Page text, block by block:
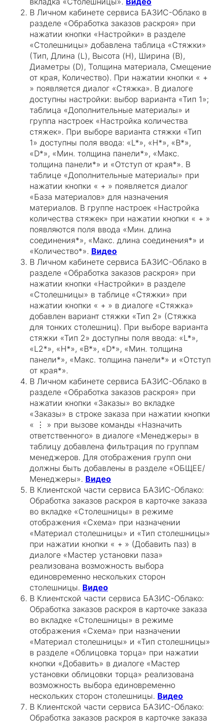
В Личном кабинете сервиса БАЗИС-Облако в
разделе «Обработка заказов раскроя» при
нажатии кнопки «Настройки» в разделе
«Столешницы» добавлена таблица «Стяжки»
(Тип, Длина (L), Высота (H), Ширина (B),
Диаметры (D), Толщина материала, Смещение
от края, Количество). При нажатии кнопки « +
» появляется диалог «Стяжка». В диалоге
доступны настройки: выбор варианта «Тип 1»;
таблица «Дополнительные материалы» и
группа настроек «Настройка количества
стяжек». При выборе варианта стяжки «Тип
1» доступны поля ввода: «L*», «H*», «B*»,
«D*», «Мин. толщина панели*», «Макс.
толщина панели*» и «Отступ от края*». В
таблице «Дополнительные материалы» при
нажатии кнопки « + » появляется диалог
«База материалов» для назначения
материалов. В группе настроек «Настройка
количества стяжек» при нажатии кнопки « + »
появляются поля ввода «Мин. длина
соединения*», «Макс. длина соединения*» и
«Количество*». Видео
В Личном кабинете сервиса БАЗИС-Облако в
разделе «Обработка заказов раскроя» при
нажатии кнопки «Настройки» в разделе
«Столешницы» в таблице «Стяжки» при
нажатии кнопки « + » в диалоге «Стяжка»
добавлен вариант стяжки «Тип 2» (Стяжка
для тонких столешниц). При выборе варианта
стяжки «Тип 2» доступны поля ввода: «L*»,
«L2*», «H*», «B*», «D*», «Мин. толщина
панели*», «Макс. толщина панели*» и «Отступ
от края*».
В Личном кабинете сервиса БАЗИС-Облако в
разделе «Обработка заказов раскроя» при
нажатии кнопки «Заказы» во вкладке
«Заказы» в строке заказа при нажатии кнопки
« ⋮ » при вызове команды «Назначить
ответственного» в диалоге «Менеджеры» в
таблицу добавлена фильтрация по группам
менеджеров. Для отображения групп они
должны быть добавлены в разделе «ОБЩЕЕ/
Менеджеры». Видео
В Клиентской части сервиса БАЗИС-Облако:
Обработка заказов раскроя в карточке заказа
во вкладке «Столешницы» в режиме
отображения «Схема» при назначении
«Материал столешницы» и «Тип столешницы»
при нажатии кнопки « + » (Добавить паз) в
диалоге «Мастер установки паза»
реализована возможность выбора
единовременно нескольких сторон
столешницы. Видео
В Клиентской части сервиса БАЗИС-Облако:
Обработка заказов раскроя в карточке заказа
во вкладке «Столешницы» в режиме
отображения «Схема» при назначении
«Материал столешницы» и «Тип столешницы»
в разделе «Облицовка торца» при нажатии
кнопки «Добавить» в диалоге «Мастер
установки облицовки торца» реализована
возможность выбора единовременно
нескольких сторон столешницы. Видео
В Клиентской части сервиса БАЗИС-Облако:
Обработка заказов раскроя в карточке заказа